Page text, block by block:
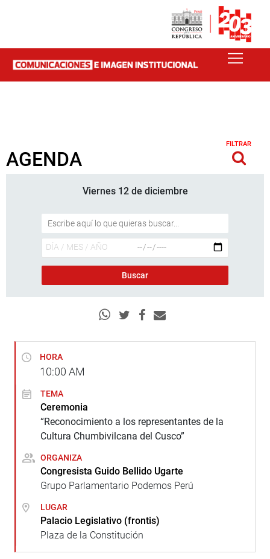
AGENDA
FILTRAR
Viernes 12 de diciembre
HORA
10:00 AM
TEMA
Ceremonia
“Reconocimiento a los representantes de la
Cultura Chumbivilcana del Cusco”
ORGANIZA
Congresista Guido Bellido Ugarte
Grupo Parlamentario Podemos Perú
LUGAR
Palacio Legislativo (frontis)
Plaza de la Constitución